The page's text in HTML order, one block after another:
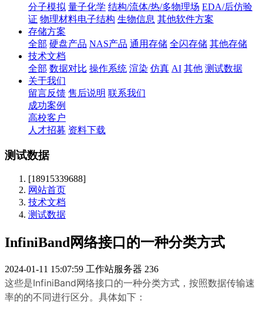
分子模拟 量子化学 结构/流体/热/多物理场 EDA/后仿验
证 物理材料电子结构 生物信息 其他软件方案
存储方案
全部 硬盘产品 NAS产品 通用存储 全闪存储 其他存储
技术文档
全部 数据对比 操作系统 渲染 仿真 AI 其他 测试数据
关于我们
留言反馈 售后说明 联系我们
成功案例
高校客户
人才招募 资料下载
测试数据
[18915339688]
网站首页
技术文档
测试数据
InfiniBand网络接口的一种分类方式
2024-01-11 15:07:59 工作站服务器 236
这些是InfiniBand网络接口的一种分类方式，按照数据传输速
率的的不同进行区分。具体如下：